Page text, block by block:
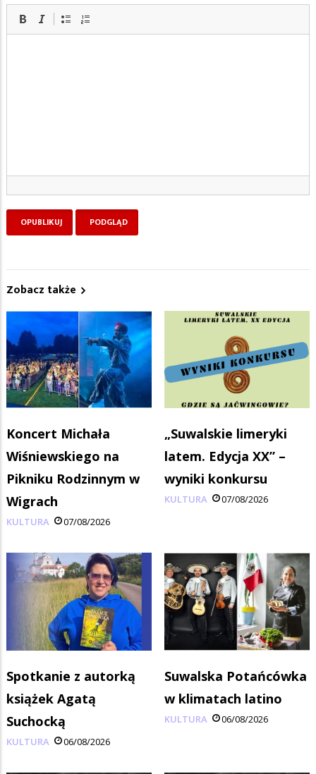
Zobacz także
Koncert Michała
Wiśniewskiego na
Pikniku Rodzinnym w
Wigrach
KULTURA 07/08/2026
„Suwalskie limeryki
latem. Edycja XX” –
wyniki konkursu
KULTURA 07/08/2026
Spotkanie z autorką
książek Agatą
Suchocką
KULTURA 06/08/2026
Suwalska Potańcówka
w klimatach latino
KULTURA 06/08/2026